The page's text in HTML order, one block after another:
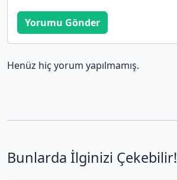
Yorumu Gönder
Henüz hiç yorum yapılmamış.
Bunlarda İlginizi Çekebilir!